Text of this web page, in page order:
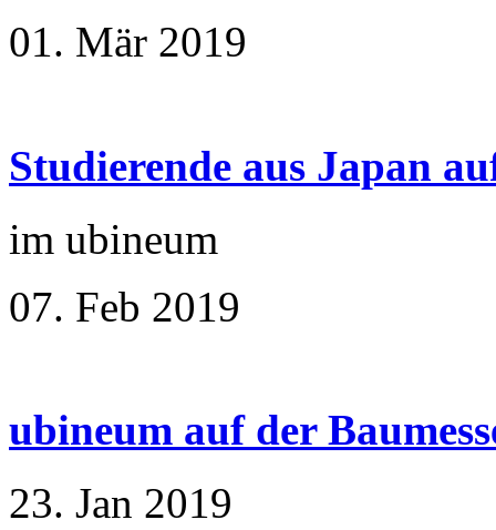
01. Mär 2019
Studierende aus Japan
im ubineum
07. Feb 2019
ubineum auf der
23. Jan 2019